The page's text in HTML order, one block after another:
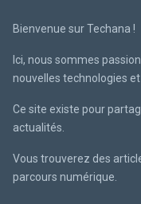
Bienvenue sur Techana !
Ici, nous sommes
nouvelles technologies
Ce site existe pour
actualités.
Vous trouverez des
parcours numérique.